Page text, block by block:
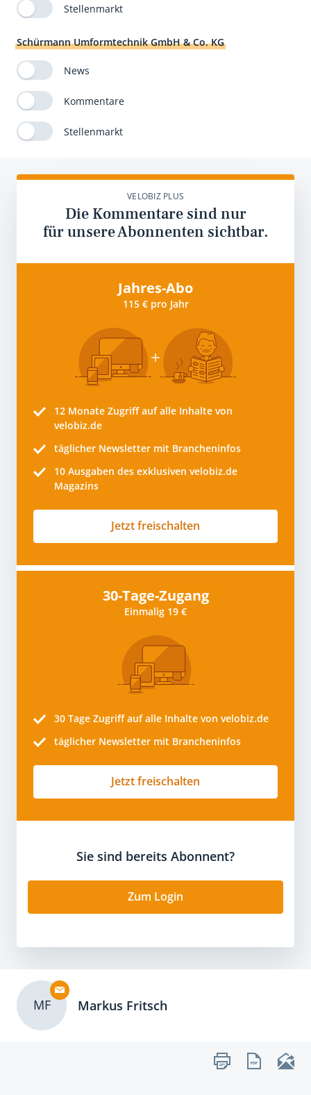
Stellenmarkt
Schürmann Umformtechnik GmbH & Co. KG
News
Kommentare
Stellenmarkt
VELOBIZ PLUS
Die Kommentare sind nur
für unsere Abonnenten sichtbar.
Jahres-Abo
115 € pro Jahr
12 Monate Zugriff auf alle Inhalte von
velobiz.de
täglicher Newsletter mit Brancheninfos
10 Ausgaben des exklusiven velobiz.de
Magazins
Jetzt freischalten
30-Tage-Zugang
Einmalig 19 €
30 Tage Zugriff auf alle Inhalte von velobiz.de
täglicher Newsletter mit Brancheninfos
Jetzt freischalten
Sie sind bereits Abonnent?
Zum Login
MF Markus Fritsch